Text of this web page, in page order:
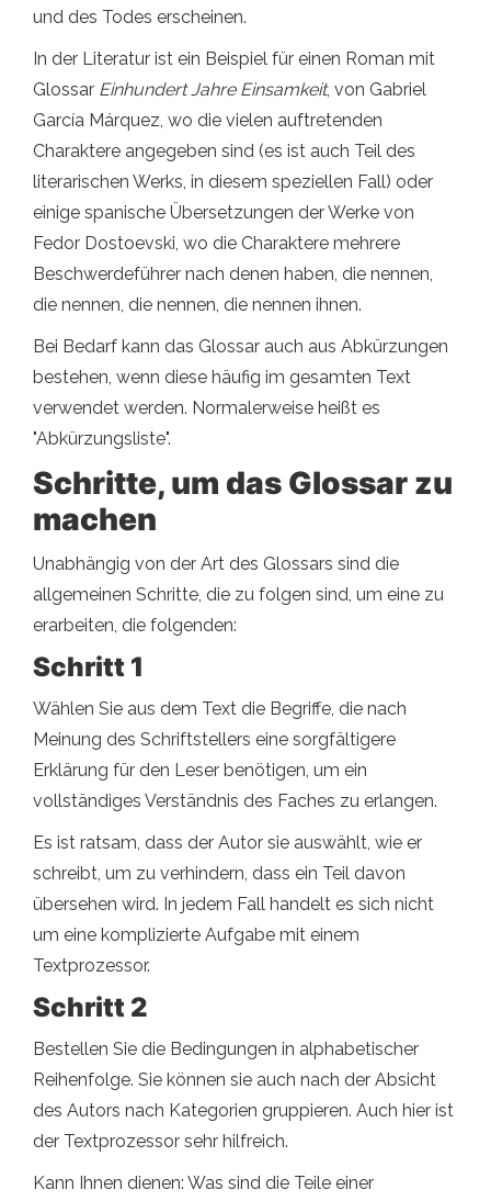
und des Todes erscheinen.
In der Literatur ist ein Beispiel für einen Roman mit
Glossar Einhundert Jahre Einsamkeit, von Gabriel
García Márquez, wo die vielen auftretenden
Charaktere angegeben sind (es ist auch Teil des
literarischen Werks, in diesem speziellen Fall) oder
einige spanische Übersetzungen der Werke von
Fedor Dostoevski, wo die Charaktere mehrere
Beschwerdeführer nach denen haben, die nennen,
die nennen, die nennen, die nennen ihnen.
Bei Bedarf kann das Glossar auch aus Abkürzungen
bestehen, wenn diese häufig im gesamten Text
verwendet werden. Normalerweise heißt es
"Abkürzungsliste".
Schritte, um das Glossar zu
machen
Unabhängig von der Art des Glossars sind die
allgemeinen Schritte, die zu folgen sind, um eine zu
erarbeiten, die folgenden:
Schritt 1
Wählen Sie aus dem Text die Begriffe, die nach
Meinung des Schriftstellers eine sorgfältigere
Erklärung für den Leser benötigen, um ein
vollständiges Verständnis des Faches zu erlangen.
Es ist ratsam, dass der Autor sie auswählt, wie er
schreibt, um zu verhindern, dass ein Teil davon
übersehen wird. In jedem Fall handelt es sich nicht
um eine komplizierte Aufgabe mit einem
Textprozessor.
Schritt 2
Bestellen Sie die Bedingungen in alphabetischer
Reihenfolge. Sie können sie auch nach der Absicht
des Autors nach Kategorien gruppieren. Auch hier ist
der Textprozessor sehr hilfreich.
Kann Ihnen dienen: Was sind die Teile einer